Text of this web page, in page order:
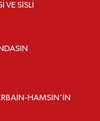
VE SİSLİ
HAMSİN'İN